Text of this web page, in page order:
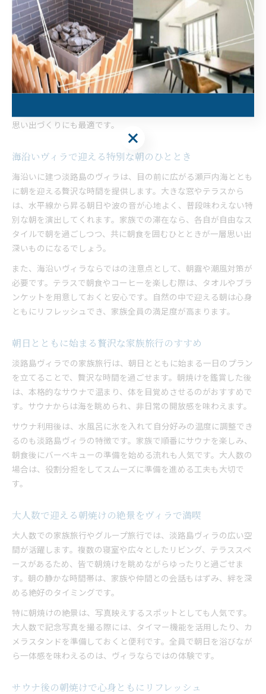
ープでの宿泊なら、広々としたリビングやテラスから朝焼けを眺
めることができ、非日常のひとときを味わえるのが魅力です。特
に、大人数での旅行では一体感を感じやすく、朝焼けをバックに
記念撮影をする方も多いです。
朝焼けの時間帯は静けさに包まれており、日常の喧騒を忘れてリ
ラックスできます。朝焼けを楽しむ際には、早朝に起きてヴィラ
の窓辺やデッキでゆっくりと空の色の移ろいを観察するのがおす
思い出づくりにも最適です。
海沿いヴィラで迎える特別な朝のひととき
海沿いに建つ淡路島のヴィラは、目の前に広がる瀬戸内海ととも
に朝を迎える贅沢な時間を提供します。大きな窓やテラスから
は、水平線から昇る朝日や波の音が心地よく、普段味わえない特
別な朝を演出してくれます。家族での滞在なら、各自が自由なス
タイルで朝を過ごしつつ、共に朝食を囲むひとときが一層思い出
深いものになるでしょう。
また、海沿いヴィラならではの注意点として、朝露や潮風対策が
必要です。テラスで朝食やコーヒーを楽しむ際は、タオルやブラ
ンケットを用意しておくと安心です。自然の中で迎える朝は心身
ともにリフレッシュでき、家族全員の満足度が高まります。
朝日とともに始まる贅沢な家族旅行のすすめ
淡路島ヴィラでの家族旅行は、朝日とともに始まる一日のプラン
を立てることで、贅沢な時間を過ごせます。朝焼けを鑑賞した後
は、本格的なサウナで温まり、体を目覚めさせるのがおすすめで
す。サウナからは海を眺められ、非日常の開放感を味わえます。
サウナ利用後は、水風呂に氷を入れて自分好みの温度に調整でき
るのも淡路島ヴィラの特徴です。家族で順番にサウナを楽しみ、
朝食後にバーベキューの準備を始める流れも人気です。大人数の
場合は、役割分担をしてスムーズに準備を進める工夫も大切で
す。
大人数で迎える朝焼けの絶景をヴィラで満喫
大人数での家族旅行やグループ旅行では、淡路島ヴィラの広い空
間が活躍します。複数の寝室や広々としたリビング、テラススペ
ースがあるため、皆で朝焼けを眺めながらゆったりと過ごせま
す。朝の静かな時間帯は、家族や仲間との会話もはずみ、絆を深
める絶好のタイミングです。
特に朝焼けの絶景は、写真映えするスポットとしても人気です。
大人数で記念写真を撮る際には、タイマー機能を活用したり、カ
メラスタンドを準備しておくと便利です。全員で朝日を浴びなが
ら一体感を味わえるのは、ヴィラならではの体験です。
サウナ後の朝焼けで心身ともにリフレッシュ